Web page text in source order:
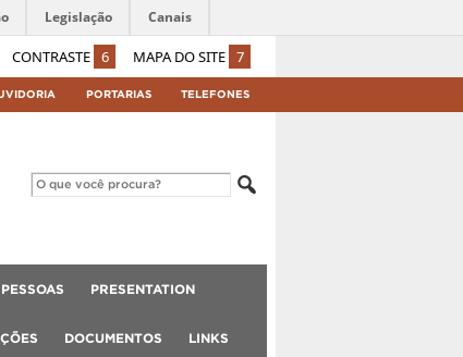
CONTRASTE 6 MAPA DO SITE 7
Legislação Canais
PORTARIAS TELEFONES
PESSOAS PRESENTATION
DOCUMENTOS LINKS